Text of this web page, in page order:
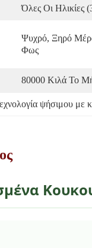
Όλες Οι Ηλικίες
Ψυχρό, Ξηρό
Φως
80000 Κιλά Το
ψήσιμου με